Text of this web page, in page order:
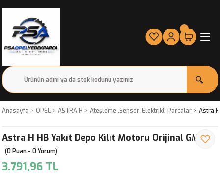
Anasayfa OPEL ASTRA H Ateşleme ,Sensör ,Elektrikli Parcalar Astra
Astra H HB Yakıt Depo Kilit Motoru Orijinal GM
(0 Puan - 0 Yorum)
3.791,96 TL